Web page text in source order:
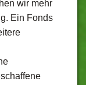
wir mehr
Ein Fonds